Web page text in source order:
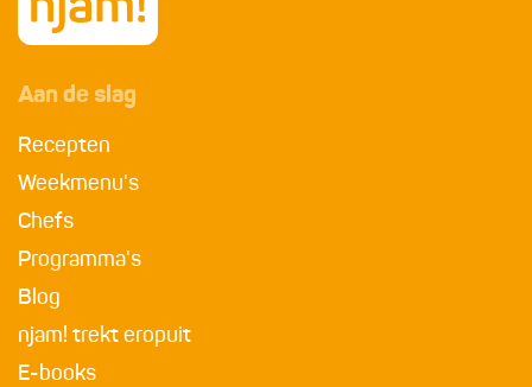
Aan de slag
Recepten
Weekmenu's
Chefs
Programma's
Blog
njam! trekt eropuit
E-books